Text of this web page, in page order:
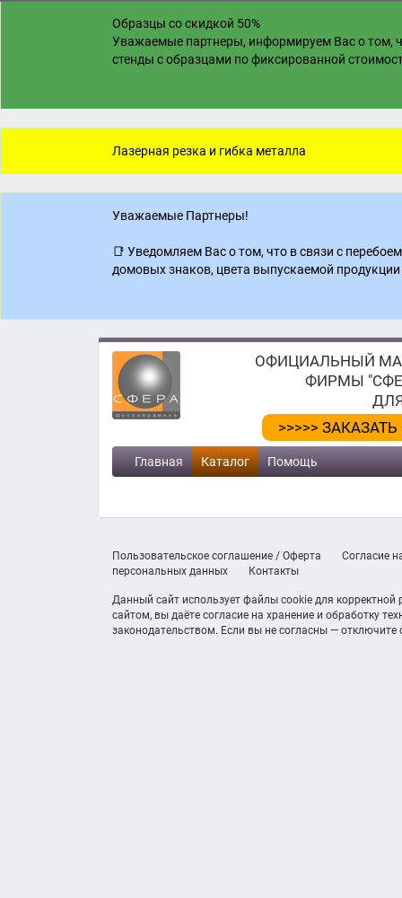
Образцы со скидкой 50%
Уважаемые партнеры, информируем Вас о том,
стенды с образцами по фиксированной
Лазерная резка и гибка металла
Уважаемые Партнеры!
📑 Уведомляем Вас о том, что в связи с
домовых знаков, цвета выпускаемой
ОФИЦИАЛЬНЫЙ
ФИРМЫ
>>>>>
Главная Каталог Помощь
Пользовательское соглашение / Оферта
Согласие
персональных данных
Контакты
Данный сайт использует файлы cookie для
сайтом, вы даёте согласие на хранение и обработку
законодательством. Если вы не согласны — отключите